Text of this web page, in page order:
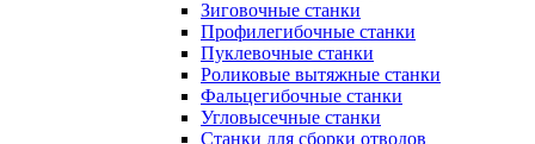
Зиговочные станки
Профилегибочные станки
Пуклевочные станки
Роликовые вытяжные станки
Фальцегибочные станки
Угловысечные станки
Станки для сборки отводов